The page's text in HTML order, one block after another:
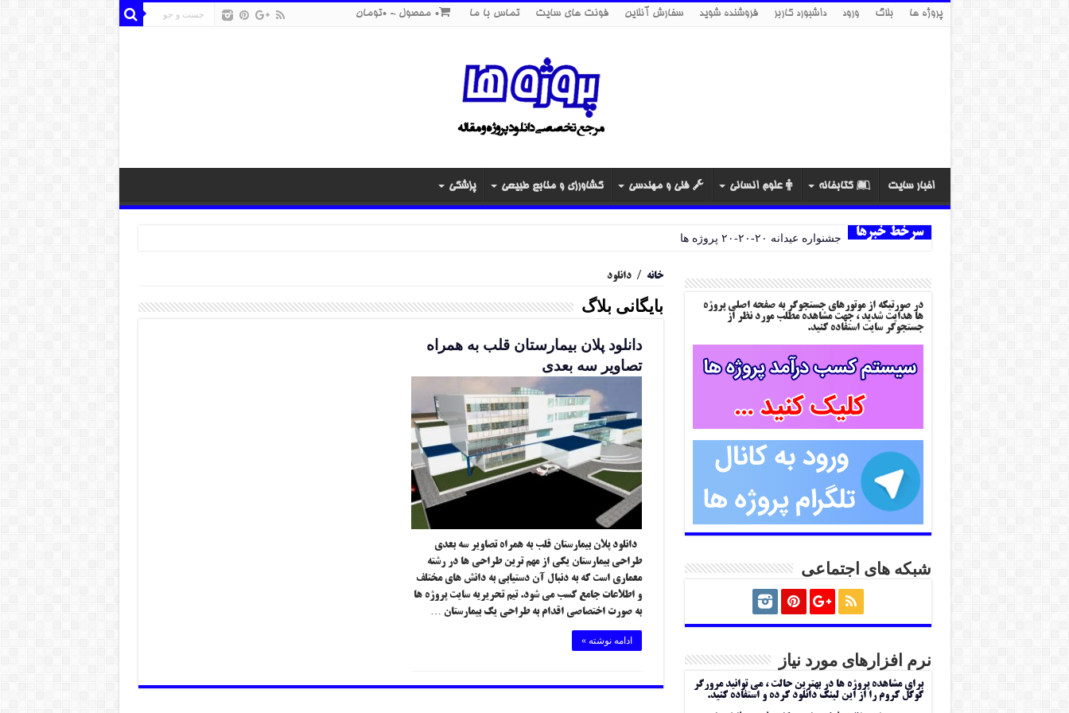
پروژه ها بلاگ ورود داشبورد کاربر فروشنده شوید سفارش آنلاین فونت های سایت تماس با ما 0 محصول 0تومان
اخبار سایت کتابخانه علوم انسانی فنی و مهندسی کشاورزی و منابع طبیعی پزشکی
سرخط خبرها جشنواره عیدانه ۲۰-۲۰-۲۰ پروژه ها
خانه / دانلود
بایگانی بلاگ
دانلود پلان بیمارستان قلب به همراه
تصاویر سه بعدی
دانلود پلان بیمارستان قلب به همراه تصاویر سه بعدی
طراحی بیمارستان یکی از مهم ترین طراحی ها در رشته
معماری است که به دنبال آن دستیابی به دانش های مختلف
و اطلاعات جامع کسب می شود. تیم تحریریه سایت پروژه ها
به صورت اختصاصی اقدام به طراحی یک بیمارستان …
ادامه نوشته »
در صورتیکه از موتورهای جستجوگر به صفحه اصلی پروژه
ها هدایت شدید ، جهت مشاهده مطلب مورد نظر از
جستجوگر سایت استفاده کنید.
شبکه های اجتماعی
نرم افزارهای مورد نیاز
برای مشاهده پروژه ها در بهترین حالت ، می توانید مرورگر
گوگل کروم را از این لینک دانلود کرده و استفاده کنید.